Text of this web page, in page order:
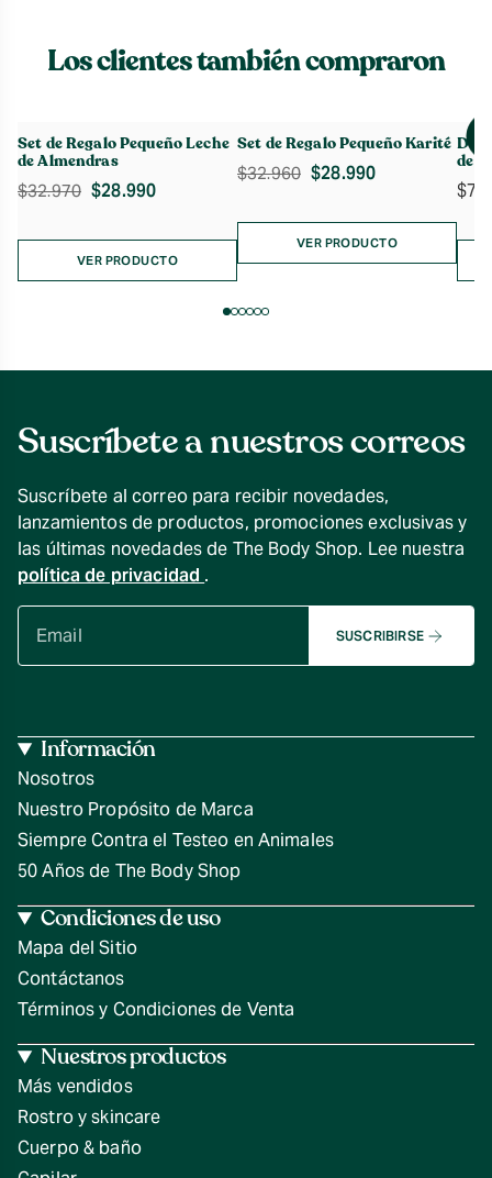
Los clientes también compraron
Set de Regalo Pequeño Leche
de Almendras
$32.970 El
original
era:
$32.970.
$28.990El
actual
es:
$28.990.
VER PRODUCTO
Set de Regalo Pequeño Karité
$32.960 El
original
era:
$32.960.
$28.990El
actual
es:
$28.990.
VER PRODUCTO
de
$
Suscríbete a nuestros correos
Suscríbete al correo para recibir novedades,
lanzamientos de productos, promociones exclusivas y
las últimas novedades de The Body Shop. Lee nuestra
política de privacidad .
SUSCRIBIRSE
Información
Nosotros
Nuestro Propósito de Marca
Siempre Contra el Testeo en Animales
50 Años de The Body Shop
Condiciones de uso
Mapa del Sitio
Contáctanos
Términos y Condiciones de Venta
Nuestros productos
Más vendidos
Rostro y skincare
Cuerpo & baño